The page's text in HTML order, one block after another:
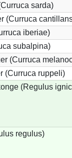
sarda)
(Curruca
iberiae)
subalpina)
(Curruca
(Curruca ruppeli)
(Regulus
regulus)